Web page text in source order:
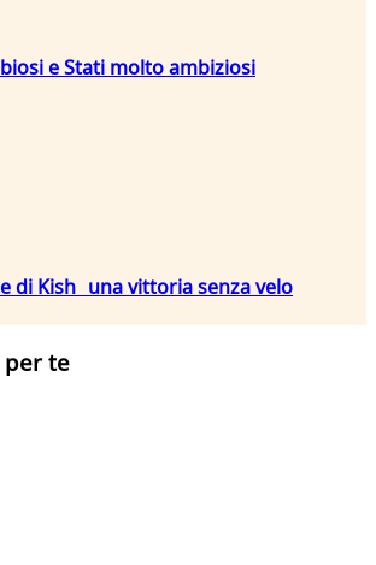
e Stati molto ambiziosi
di Kish una vittoria senza velo
per te